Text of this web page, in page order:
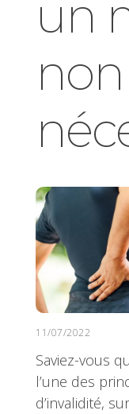
un
non
11/07/2022
Saviez-vous
l’une des
d’invalidité,